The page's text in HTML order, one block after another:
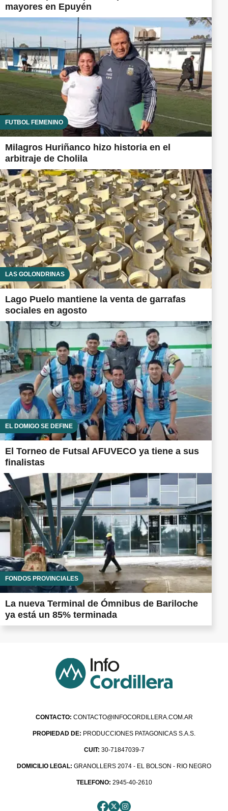
mayores en Epuyén
FUTBOL FEMENINO
Milagros Huriñanco hizo historia en el
arbitraje de Cholila
LAS GOLONDRINAS
Lago Puelo mantiene la venta de garrafas
sociales en agosto
EL DOMIGO SE DEFINE
El Torneo de Futsal AFUVECO ya tiene a sus
finalistas
FONDOS PROVINCIALES
La nueva Terminal de Ómnibus de Bariloche
ya está un 85% terminada
CONTACTO: CONTACTO@INFOCORDILLERA.COM.AR
PROPIEDAD DE: PRODUCCIONES PATAGONICAS S.A.S.
CUIT: 30-71847039-7
DOMICILIO LEGAL: GRANOLLERS 2074 - EL BOLSON - RIO NEGRO
TELEFONO: 2945-40-2610